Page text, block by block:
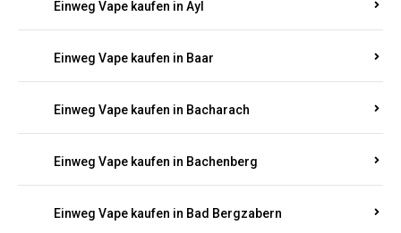
Einweg Vape kaufen in Ayl
Einweg Vape kaufen in Baar
Einweg Vape kaufen in Bacharach
Einweg Vape kaufen in Bachenberg
Einweg Vape kaufen in Bad Bergzabern